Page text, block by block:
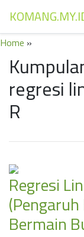
Home »
regresi
R
Regresi
Bermain